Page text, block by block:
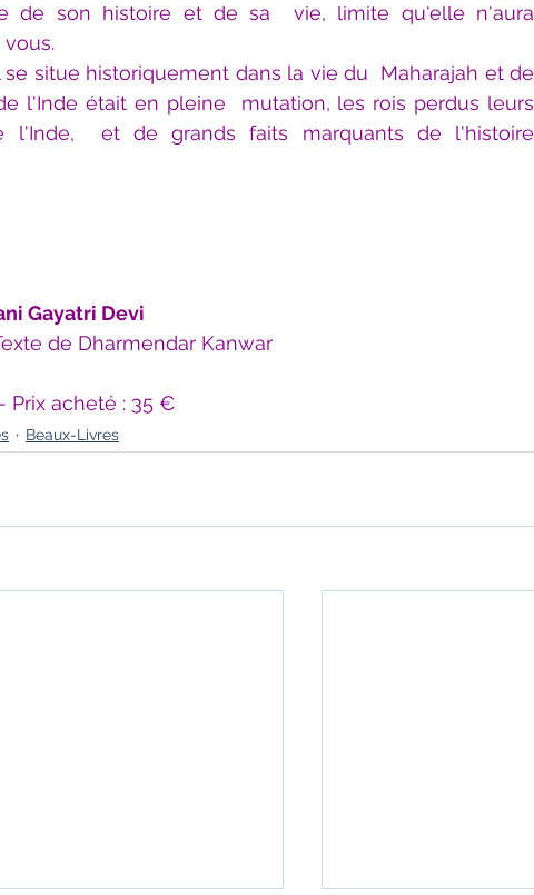
de son histoire et de sa  vie, limite qu'elle n'aura
situe historiquement dans la vie du  Maharajah et de
l'Inde était en pleine  mutation, les rois perdus leurs
l'Inde,  et de grands faits marquants de l'histoire
Gayatri Devi
de Dharmendar Kanwar
Prix acheté : 35 €
Beaux-Livres